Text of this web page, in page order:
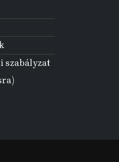
szabályzat